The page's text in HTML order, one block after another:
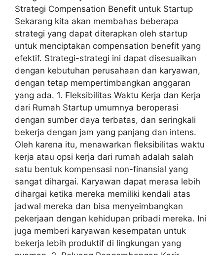
Strategi Compensation Benefit untuk Startup
Sekarang kita akan membahas beberapa
strategi yang dapat diterapkan oleh startup
untuk menciptakan compensation benefit yang
efektif. Strategi-strategi ini dapat disesuaikan
dengan kebutuhan perusahaan dan karyawan,
dengan tetap mempertimbangkan anggaran
yang ada. 1. Fleksibilitas Waktu Kerja dan Kerja
dari Rumah Startup umumnya beroperasi
dengan sumber daya terbatas, dan seringkali
bekerja dengan jam yang panjang dan intens.
Oleh karena itu, menawarkan fleksibilitas waktu
kerja atau opsi kerja dari rumah adalah salah
satu bentuk kompensasi non-finansial yang
sangat dihargai. Karyawan dapat merasa lebih
dihargai ketika mereka memiliki kendali atas
jadwal mereka dan bisa menyeimbangkan
pekerjaan dengan kehidupan pribadi mereka. Ini
juga memberi karyawan kesempatan untuk
bekerja lebih produktif di lingkungan yang